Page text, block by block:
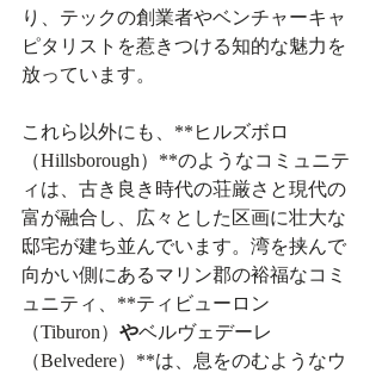
り、テックの創業者やベンチャーキャ
ピタリストを惹きつける知的な魅力を
放っています。
これら以外にも、**ヒルズボロ
（Hillsborough）**のようなコミュニテ
ィは、古き良き時代の荘厳さと現代の
富が融合し、広々とした区画に壮大な
邸宅が建ち並んでいます。湾を挟んで
向かい側にあるマリン郡の裕福なコミ
ュニティ、**ティビューロン
（Tiburon） やベルヴェデーレ
（Belvedere）**は、息をのむようなウ